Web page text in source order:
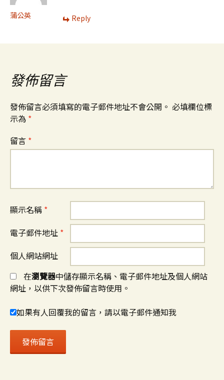
蒲公英 Reply
發佈留言
發佈留言必須填寫的電子郵件地址不會公開。 必填欄位標
示為 *
留言 *
顯示名稱 *
電子郵件地址 *
個人網站網址
在瀏覽器中儲存顯示名稱、電子郵件地址及個人網站
網址，以供下次發佈留言時使用。
如果有人回覆我的留言，請以電子郵件通知我